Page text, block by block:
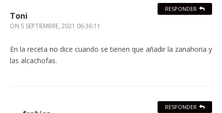
Toni
ON 5 SEPTIEMBRE, 2021 06:36:11
En la receta no dice cuando se tienen que añadir la zanahoria y
las alcachofas.
RESPONDER
RESPONDER